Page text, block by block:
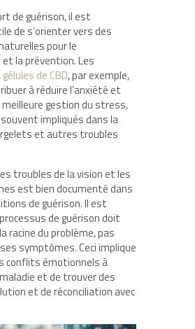
de guérison, il est
de s’orienter vers des
pour le
la prévention. Les
de CBD, par exemple,
à réduire l’anxiété et
gestion du stress,
impliqués dans la
et autres troubles
troubles de la vision et les
est bien documenté dans
de guérison. Il est
de guérison doit
racine du problème, pas
symptômes. Ceci implique
conflits émotionnels à
maladie et de trouver des
et de réconciliation avec